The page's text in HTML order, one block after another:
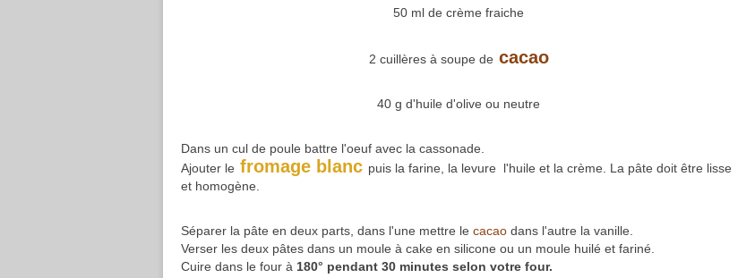
50 ml de crème fraiche
2 cuillères à soupe de cacao
40 g d'huile d'olive ou neutre
Dans un cul de poule battre l'oeuf avec la cassonade.
Ajouter le fromage blanc puis la farine, la levure l'huile et la crème. La pâte doit être lisse
et homogène.
Séparer la pâte en deux parts, dans l'une mettre le cacao dans l'autre la vanille.
Verser les deux pâtes dans un moule à cake en silicone ou un moule huilé et fariné.
Cuire dans le four à 180° pendant 30 minutes selon votre four.